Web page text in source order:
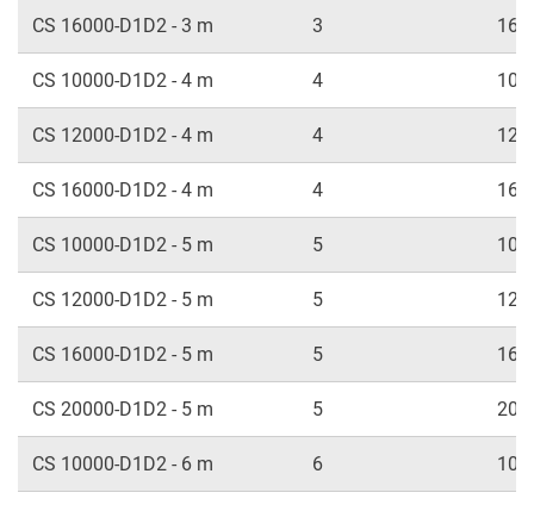
CS 16000-D1D2 - 3 m 3
CS 10000-D1D2 - 4 m 4
CS 12000-D1D2 - 4 m 4
CS 16000-D1D2 - 4 m 4
CS 10000-D1D2 - 5 m 5
CS 12000-D1D2 - 5 m 5
CS 16000-D1D2 - 5 m 5
CS 20000-D1D2 - 5 m 5
CS 10000-D1D2 - 6 m 6